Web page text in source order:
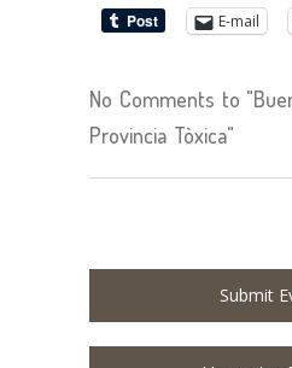
E-mail
No Comments to
Provincia Tòxica"
Submit